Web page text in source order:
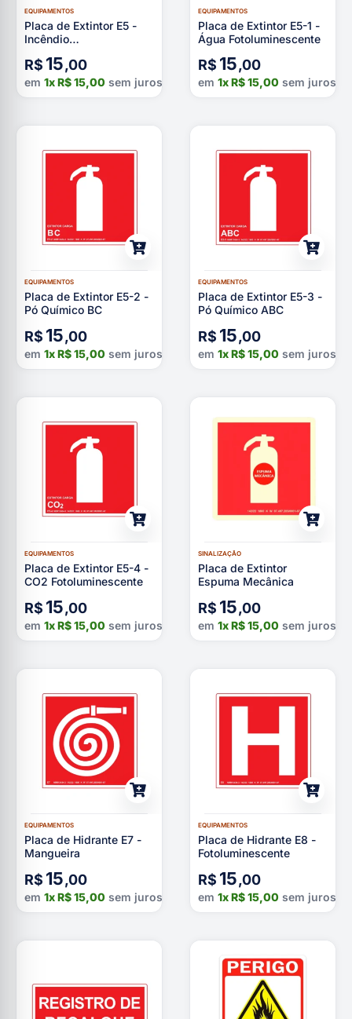
EQUIPAMENTOS
Placa de Extintor E5 -
Incêndio
R$ 15,00
em 1xR$15,00 sem juros
EQUIPAMENTOS
Placa de Extintor E5-1 -
Água Fotoluminescente
R$ 15,00
em 1xR$15,00 sem juros
EQUIPAMENTOS
Placa de Extintor E5-2 -
Pó Químico BC
R$ 15,00
em 1xR$15,00 sem juros
EQUIPAMENTOS
Placa de Extintor E5-3 -
Pó Químico ABC
R$ 15,00
em 1xR$15,00 sem juros
EQUIPAMENTOS
Placa de Extintor E5-4 -
CO2 Fotoluminescente
R$ 15,00
em 1xR$15,00 sem juros
SINALIZAÇÃO
Placa de Extintor
Espuma Mecânica
R$ 15,00
em 1xR$15,00 sem juros
EQUIPAMENTOS
Placa de Hidrante E7 -
Mangueira
R$ 15,00
em 1xR$15,00 sem juros
EQUIPAMENTOS
Placa de Hidrante E8 -
Fotoluminescente
R$ 15,00
em 1xR$15,00 sem juros